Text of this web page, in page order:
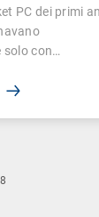
PC dei primi
solo con…
8